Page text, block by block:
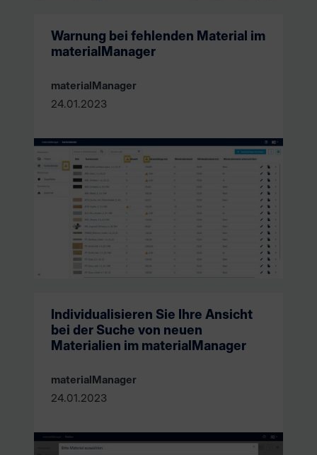
Warnung bei fehlenden Material im
materialManager
materialManager
24.01.2023
Individualisieren Sie Ihre Ansicht
bei der Suche von neuen
Materialien im materialManager
materialManager
24.01.2023